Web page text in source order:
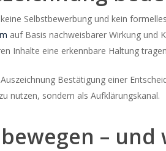
Selbstbewerbung und kein
auf Basis nachweisbarer Wirkung und
Inhalte eine erkennbare Haltung
Bestätigung einer
nutzen, sondern als Aufklärungskanal.
– und